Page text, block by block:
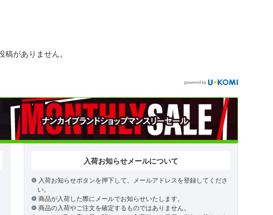
稿がありません。
入荷お知らせメールについて
入荷お知らせボタンを押下して、メールアドレスを登録してくださ
い。
商品が入荷した際にメールでお知らせいたします。
商品の入荷やご注文を確定するものではありません。